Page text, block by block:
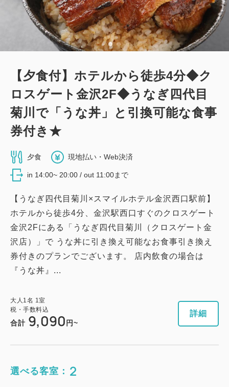
1室 詳細 今すぐ予約
【夕食付】ホテルから徒歩4分◆ク
ロスゲート金沢2F◆うなぎ四代目
菊川で「うな丼」と引換可能な食事
券付き★
夕食 現地払い・Web決済
in 14:00~ 20:00 / out 11:00まで
【うなぎ四代目菊川×スマイルホテル金沢西口駅前】
ホテルから徒歩4分、金沢駅西口すぐのクロスゲート
金沢2Fにある「うなぎ四代目菊川（クロスゲート金
沢店）」で うな丼に引き換え可能なお食事引き換え
券付きのプランでございます。 店内飲食の場合は
『うな丼』...
大人 1名 1室
税・手数料込
合計 9,090 円~
詳細
選べる客室： 2